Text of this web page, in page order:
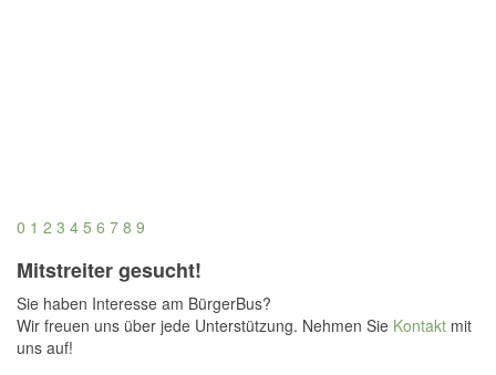
0 1 2 3 4 5 6 7 8 9
Mitstreiter gesucht!
Sie haben Interesse am BürgerBus?
Wir freuen uns über jede Unterstützung. Nehmen Sie Kontakt mit
uns auf!